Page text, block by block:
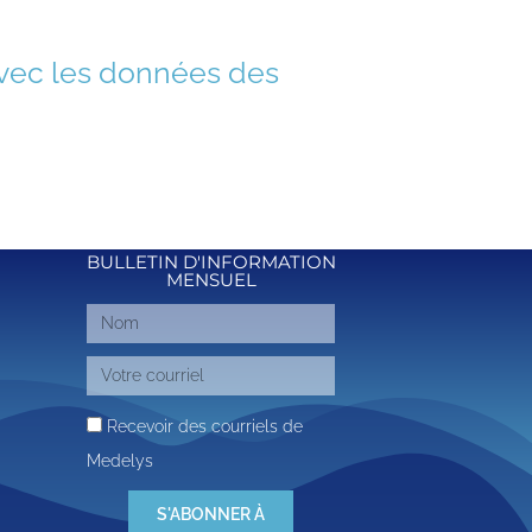
les données des
BULLETIN D'INFORMATION
MENSUEL
Recevoir des courriels de
Medelys
S'ABONNER À